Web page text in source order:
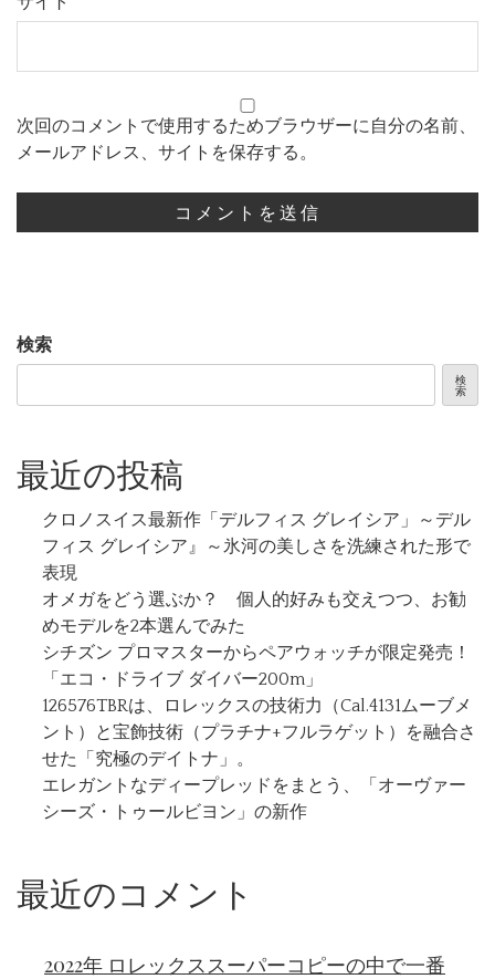
次回のコメントで使用するためブラウザーに自分の名前、
メールアドレス、サイトを保存する。
検索
検
索
最近の投稿
クロノスイス最新作「デルフィス グレイシア」～デル
フィス グレイシア』～氷河の美しさを洗練された形で
表現
オメガをどう選ぶか？ 個人的好みも交えつつ、お勧
めモデルを2本選んでみた
シチズン プロマスターからペアウォッチが限定発売！
「エコ・ドライブ ダイバー200m」
126576TBRは、ロレックスの技術力（Cal.4131ムーブメ
ント）と宝飾技術（プラチナ+フルラゲット）を融合さ
せた「究極のデイトナ」。
エレガントなディープレッドをまとう、「オーヴァー
シーズ・トゥールビヨン」の新作
最近のコメント
2022年 ロレックススーパーコピーの中で一番